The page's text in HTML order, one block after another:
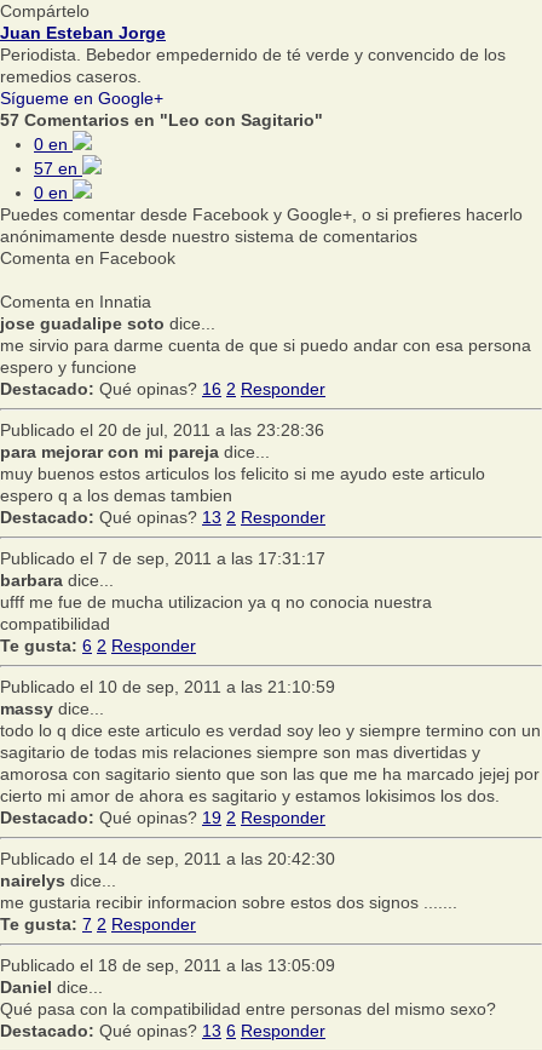
Compártelo
Juan Esteban Jorge
Periodista. Bebedor empedernido de té verde y convencido de los
remedios caseros.
Sígueme en Google+
57 Comentarios en "Leo con Sagitario"
0 en
57 en
0 en
Puedes comentar desde Facebook y Google+, o si prefieres hacerlo
anónimamente desde nuestro sistema de comentarios
Comenta en Facebook
Comenta en Innatia
jose guadalipe soto dice...
me sirvio para darme cuenta de que si puedo andar con esa persona
espero y funcione
Destacado: Qué opinas? 16 2 Responder
Publicado el 20 de jul, 2011 a las 23:28:36
para mejorar con mi pareja dice...
muy buenos estos articulos los felicito si me ayudo este articulo
espero q a los demas tambien
Destacado: Qué opinas? 13 2 Responder
Publicado el 7 de sep, 2011 a las 17:31:17
barbara dice...
ufff me fue de mucha utilizacion ya q no conocia nuestra
compatibilidad
Te gusta: 6 2 Responder
Publicado el 10 de sep, 2011 a las 21:10:59
massy dice...
todo lo q dice este articulo es verdad soy leo y siempre termino con un
sagitario de todas mis relaciones siempre son mas divertidas y
amorosa con sagitario siento que son las que me ha marcado jejej por
cierto mi amor de ahora es sagitario y estamos lokisimos los dos.
Destacado: Qué opinas? 19 2 Responder
Publicado el 14 de sep, 2011 a las 20:42:30
nairelys dice...
me gustaria recibir informacion sobre estos dos signos .......
Te gusta: 7 2 Responder
Publicado el 18 de sep, 2011 a las 13:05:09
Daniel dice...
Qué pasa con la compatibilidad entre personas del mismo sexo?
Destacado: Qué opinas? 13 6 Responder